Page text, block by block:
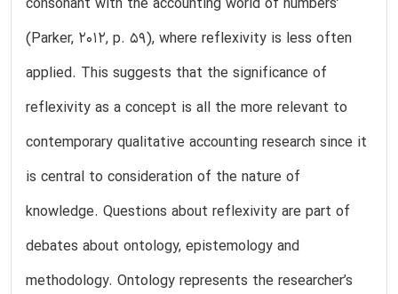
consonant with the accounting world of numbers’
(Parker, 2012, p. 59), where reflexivity is less often
applied. This suggests that the significance of
reflexivity as a concept is all the more relevant to
contemporary qualitative accounting research since it
is central to consideration of the nature of
knowledge. Questions about reflexivity are part of
debates about ontology, epistemology and
methodology. Ontology represents the researcher’s